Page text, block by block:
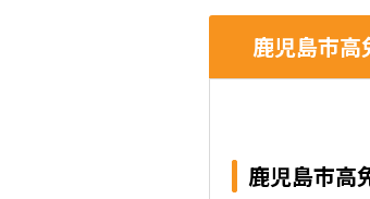
鹿児島市高
鹿児島市高